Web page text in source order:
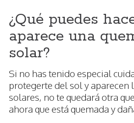
¿Qué puedes
aparece una
solar?
Si no has tenido especial
protegerte del sol y aparecen
solares, no te quedará otra
ahora que está quemada y